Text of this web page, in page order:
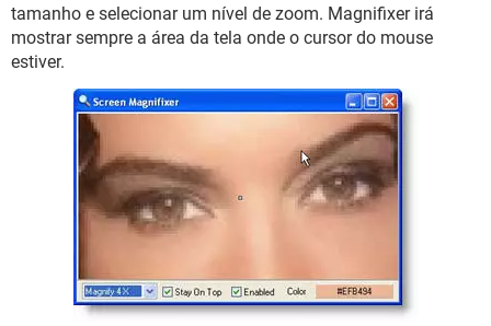
GUIA DE COMPRAS
tamanho e selecionar um nível de zoom. Magnifixer irá
mostrar sempre a área da tela onde o cursor do mouse
estiver.